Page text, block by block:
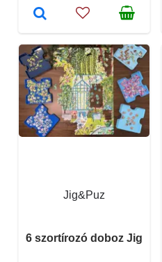
Jig&Puz
6 szortírozó doboz Jig